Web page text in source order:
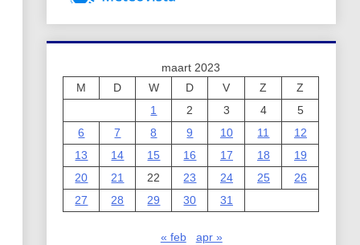
maart 2023
M
D W D V Z
Z
1
2 3 4
5
6
7 8 9 10 11
12
13
14 15 16 17 18
19
20
21 22 23 24 25
26
27
28 29 30 31
« feb apr »